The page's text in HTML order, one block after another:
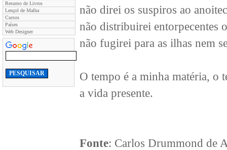
Resumo de Livros
Lençol de Malha
Cursos
Países
Web Designer
não direi os suspiros ao
não distribuirei entorpecentes
não fugirei para as ilhas nem
O tempo é a minha matéria, o
a vida presente.
Fonte: Carlos Drummond de